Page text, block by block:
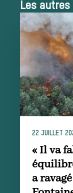
La
Les
22 JUILLET
« Il va
a